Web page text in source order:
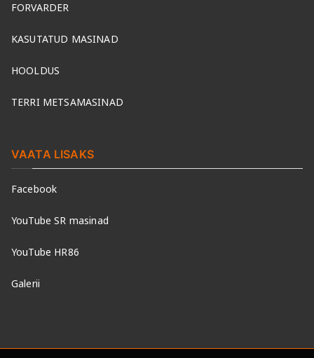
FORVARDER
KASUTATUD MASINAD
HOOLDUS
TERRI METSAMASINAD
VAATA LISAKS
Facebook
YouTube SR masinad
YouTube HR86
Galerii